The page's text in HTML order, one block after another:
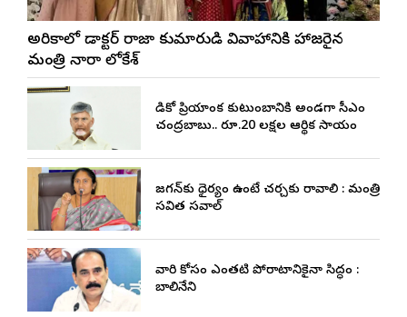
అమెరికాలో డాక్టర్ రాజా కుమారుడి వివాహానికి హాజరైన
మంత్రి నారా లోకేశ్
మెడికో ప్రియాంక కుటుంబానికి అండగా సీఎం
చంద్రబాబు.. రూ.20 లక్షల ఆర్థిక సాయం
జగన్‌కు ధైర్యం ఉంటే చర్చకు రావాలి : మంత్రి
సవిత సవాల్
వారి కోసం ఎంతటి పోరాటానికైనా సిద్ధం :
బాలినేని